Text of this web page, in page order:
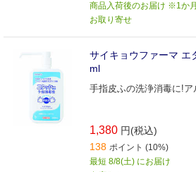
商品入荷後のお届け ※1か
お取り寄せ
サイキョウファーマ エ
ml
手指皮ふの洗浄消毒に!ア
1,380 円(税込)
138 ポイント (10%)
最短 8/8(土) にお届け